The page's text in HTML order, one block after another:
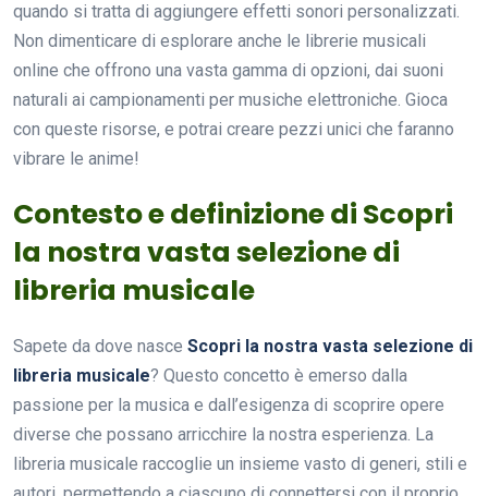
quando si tratta di aggiungere effetti sonori personalizzati.
Non dimenticare di esplorare anche le librerie musicali
online che offrono una vasta gamma di opzioni, dai suoni
naturali ai campionamenti per musiche elettroniche. Gioca
con queste risorse, e potrai creare pezzi unici che faranno
vibrare le anime!
Contesto e definizione di Scopri
la nostra vasta selezione di
libreria musicale
Sapete da dove nasce Scopri la nostra vasta selezione di
libreria musicale? Questo concetto è emerso dalla
passione per la musica e dall’esigenza di scoprire opere
diverse che possano arricchire la nostra esperienza. La
libreria musicale raccoglie un insieme vasto di generi, stili e